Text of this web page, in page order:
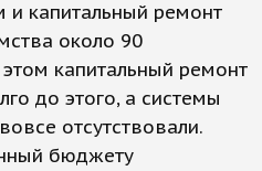
и капитальный ремонт
около 90
капитальный ремонт
до этого, а системы
отсутствовали.
бюджету